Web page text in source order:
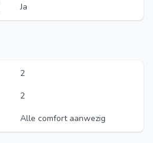
Ja
2
2
Alle comfort aanwezig